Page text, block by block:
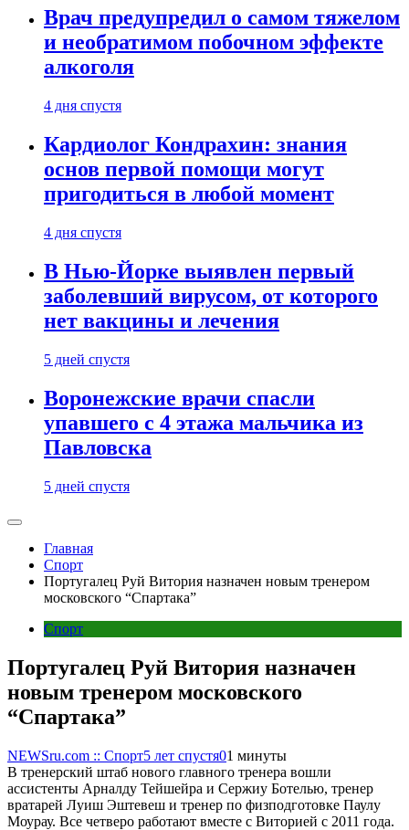
Врач предупредил о самом тяжелом
и необратимом побочном эффекте
алкоголя
4 дня спустя
Кардиолог Кондрахин: знания
основ первой помощи могут
пригодиться в любой момент
4 дня спустя
В Нью-Йорке выявлен первый
заболевший вирусом, от которого
нет вакцины и лечения
5 дней спустя
Воронежские врачи спасли
упавшего с 4 этажа мальчика из
Павловска
5 дней спустя
Главная
Спорт
Португалец Руй Витория назначен новым тренером
московского “Спартака”
Спорт
Португалец Руй Витория назначен
новым тренером московского
“Спартака”
NEWSru.com :: Спорт5 лет спустя01 минуты
В тренерский штаб нового главного тренера вошли
ассистенты Арналду Тейшейра и Сержиу Ботелью, тренер
вратарей Луиш Эштевеш и тренер по физподготовке Паулу
Моурау. Все четверо работают вместе с Виторией с 2011 года.